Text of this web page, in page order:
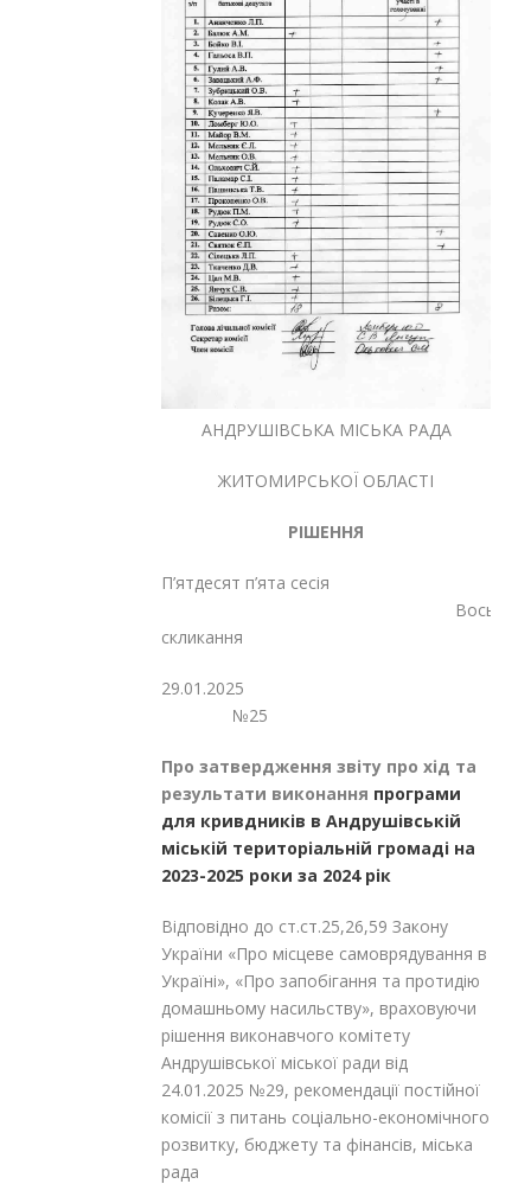
АНДРУШІВСЬКА МІСЬКА РАДА
ЖИТОМИРСЬКОЇ ОБЛАСТІ
РІШЕННЯ
П’ятдесят п’ята сесія
скликання
№25
Про затвердження звіту про хід та
результати виконання програми
для кривдників в Андрушівській
міській територіальній громаді на
2023-2025 роки за 2024 рік
Відповідно до ст.ст.25,26,59 Закону
України «Про місцеве самоврядування в
Україні», «Про запобігання та протидію
домашньому насильству», враховуючи
рішення виконавчого комітету
Андрушівської міської ради від
24.01.2025 №29, рекомендації постійної
комісії з питань соціально-економічного
розвитку, бюджету та фінансів, міська
рада